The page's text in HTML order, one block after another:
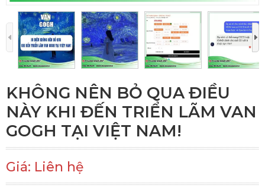
KHÔNG NÊN BỎ QUA ĐIỀU
NÀY KHI ĐẾN TRIỂN LÃM VAN
GOGH TẠI VIỆT NAM!
Giá: Liên hệ